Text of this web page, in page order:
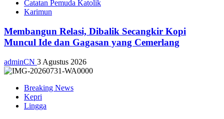
Catatan Pemuda Katolik
Karimun
Membangun Relasi, Dibalik Secangkir Kopi
Muncul Ide dan Gagasan yang Cemerlang
adminCN 3 Agustus 2026
Breaking News
Kepri
Lingga